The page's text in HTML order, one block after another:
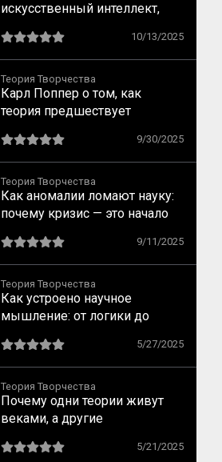
искусственный интеллект,
смоделировать человека как
формальное устройство
10/13/2025
Теория Творчества
Карл Поппер о том, как
теория предшествует
9/30/2025
Теория Творчества
Как аномалии ломают науку:
почему кризис — это начало
9/11/2025
Теория Творчества
Как устроено научное
мышление: от логики до
5/27/2025
Теория Творчества
Почему одни теории живут
веками, а другие
домик? Критерии научной5/21/2025